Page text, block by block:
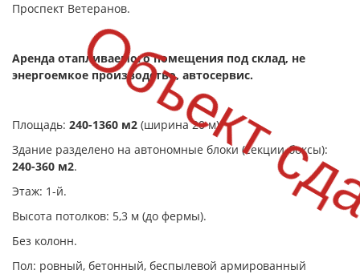
Объект
Проспект Ветеранов.
Аренда отапливаемого помещения под склад, не
энергоемкое производство, автосервис.
Площадь: 240-1360 м2 (ширина 20 м).
Здание разделено на автономные блоки (секции-боксы):
240-360 м2.
Этаж: 1-й.
Высота потолков: 5,3 м (до фермы).
Без колонн.
Пол: ровный, бетонный, беспылевой армированный